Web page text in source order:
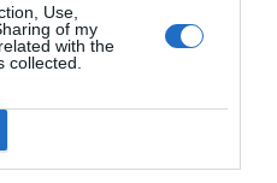
Use,
of my
with the
collected.